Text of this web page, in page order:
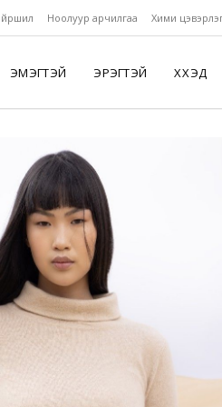
Ноолуур арчилгаа Хими
ЭМЭГТЭЙ ЭРЭГТЭЙ ХҮҮХЭД